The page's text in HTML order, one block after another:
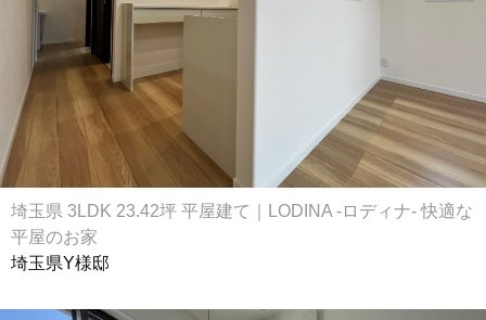
埼玉県 3LDK 23.42坪 平屋建て｜LODINA -ロディナ- 快適な
平屋のお家
埼玉県Y様邸